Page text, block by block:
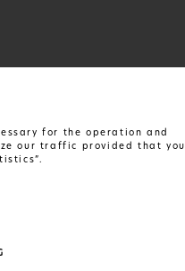
for the operation and
our traffic provided that you